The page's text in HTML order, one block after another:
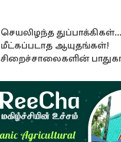
செயலிழந்த துப்பாக்கிகள்...
மீட்கப்படாத ஆயுதங்கள்!
சிறைச்சாலைகளின்